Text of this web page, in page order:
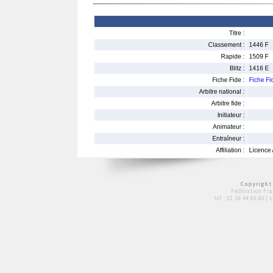
Titre :
Classement :
1446 F
Rapide :
1509 F
Blitz :
1416 E
Fiche Fide :
Fiche
Arbitre national :
Arbitre fide :
Initiateur :
Animateur :
Entraîneur :
Affiliation :
Licence
Copyright
Fédération
tél : 01 39 44 65 80 |